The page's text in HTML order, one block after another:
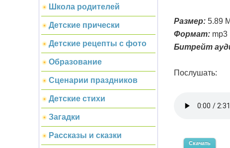
Школа родителей
Детские прически
Детские рецепты с фото
Образование
Сценарии праздников
Детские стихи
Загадки
Рассказы и сказки
Размер:5.89
Формат:mp3
Битрейт
Послушать:
Скачать